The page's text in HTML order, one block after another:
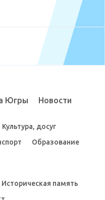
Югры Новости
Культура, досуг
Образование
Историческая память